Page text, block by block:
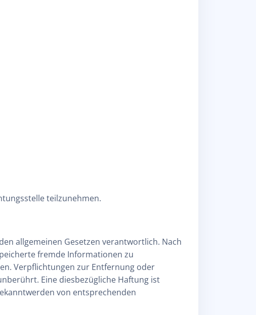
teilzunehmen.
allgemeinen Gesetzen verantwortlich. Nach
fremde Informationen zu
Verpflichtungen zur Entfernung oder
Eine diesbezügliche Haftung ist
von entsprechenden